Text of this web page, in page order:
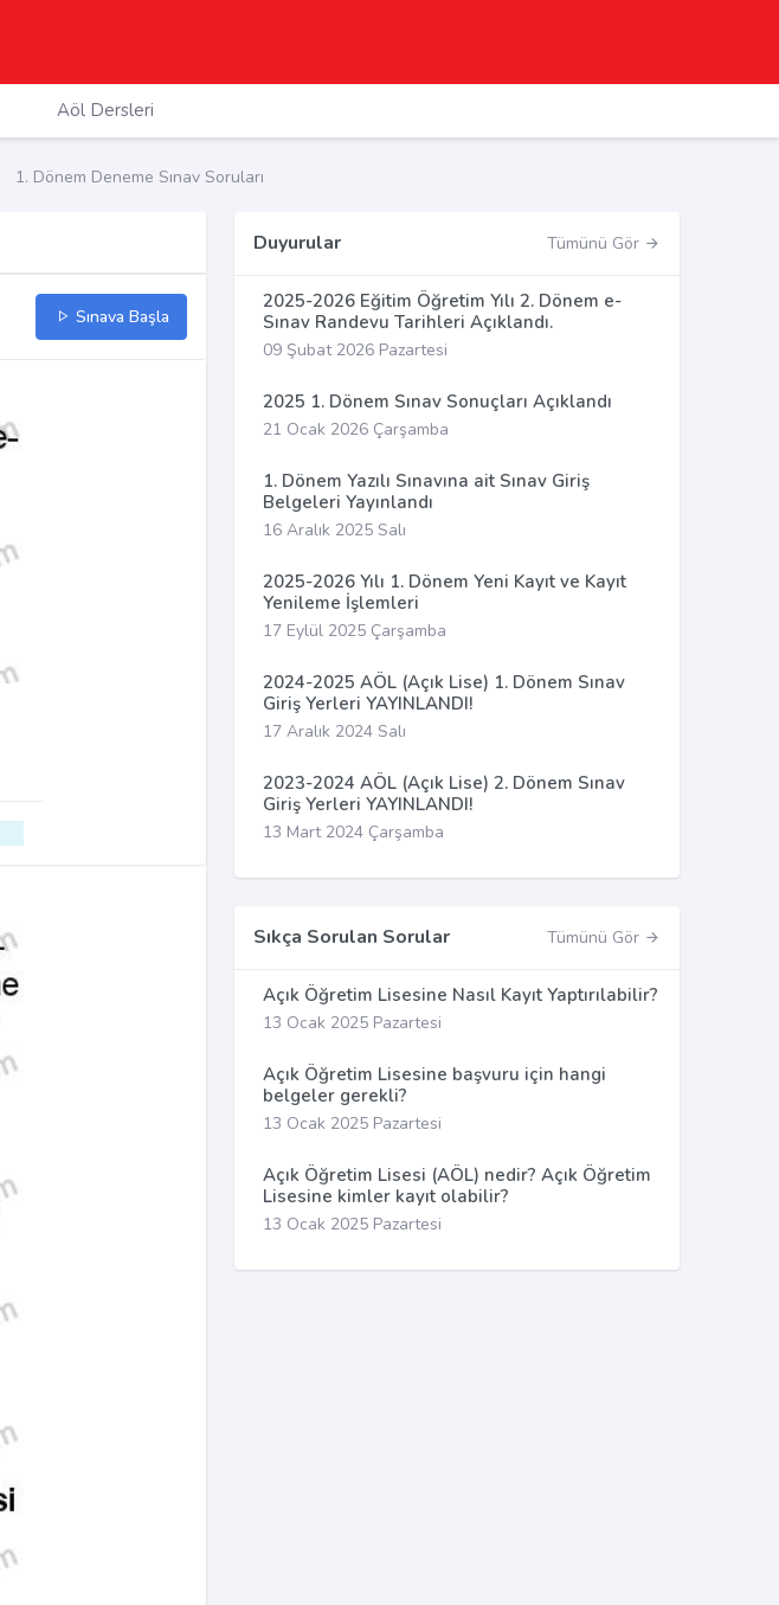
Aöl Dersleri
1. Dönem Deneme Sınav Soruları
Sınava Başla
Duyurular Tümünü Gör
2025-2026 Eğitim Öğretim Yılı 2. Dönem e-
Sınav Randevu Tarihleri Açıklandı.
09 Şubat 2026 Pazartesi
2025 1. Dönem Sınav Sonuçları Açıklandı
21 Ocak 2026 Çarşamba
1. Dönem Yazılı Sınavına ait Sınav Giriş
Belgeleri Yayınlandı
16 Aralık 2025 Salı
2025-2026 Yılı 1. Dönem Yeni Kayıt ve Kayıt
Yenileme İşlemleri
17 Eylül 2025 Çarşamba
2024-2025 AÖL (Açık Lise) 1. Dönem Sınav
Giriş Yerleri YAYINLANDI!
17 Aralık 2024 Salı
2023-2024 AÖL (Açık Lise) 2. Dönem Sınav
Giriş Yerleri YAYINLANDI!
13 Mart 2024 Çarşamba
Sıkça Sorulan Sorular Tümünü Gör
Açık Öğretim Lisesine Nasıl Kayıt Yaptırılabilir?
13 Ocak 2025 Pazartesi
Açık Öğretim Lisesine başvuru için hangi
belgeler gerekli?
13 Ocak 2025 Pazartesi
Açık Öğretim Lisesi (AÖL) nedir? Açık Öğretim
Lisesine kimler kayıt olabilir?
13 Ocak 2025 Pazartesi